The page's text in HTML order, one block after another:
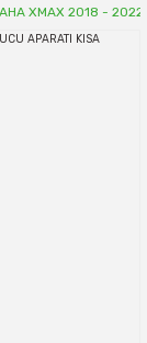
XMAX 2018 - 2022